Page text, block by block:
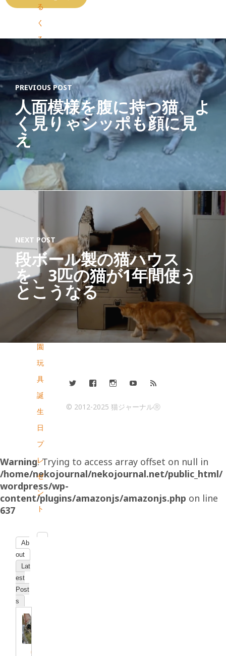
る
く
る
育
玩
具
お
ゃ
1
ヶ
月
か
ら
幼
児
幼
園
玩
具
誕
生
日
プ
レ
ゼ
ン
ト
Ab
out
Lat
est
Post
s
PREVIOUS POST
人面模様を腹に持つ猫、よ
く見りゃシッポも顔に見
え
NEXT POST
段ボール製の猫ハウス
を、3匹の猫が1年間使う
とこうなる
© 2012-2025 猫ジャーナルⓇ
Warning: Trying to access array offset on null in
/home/nekojournal/nekojournal.net/public_html/
wordpress/wp-
content/plugins/amazonjs/amazonjs.php on line
637